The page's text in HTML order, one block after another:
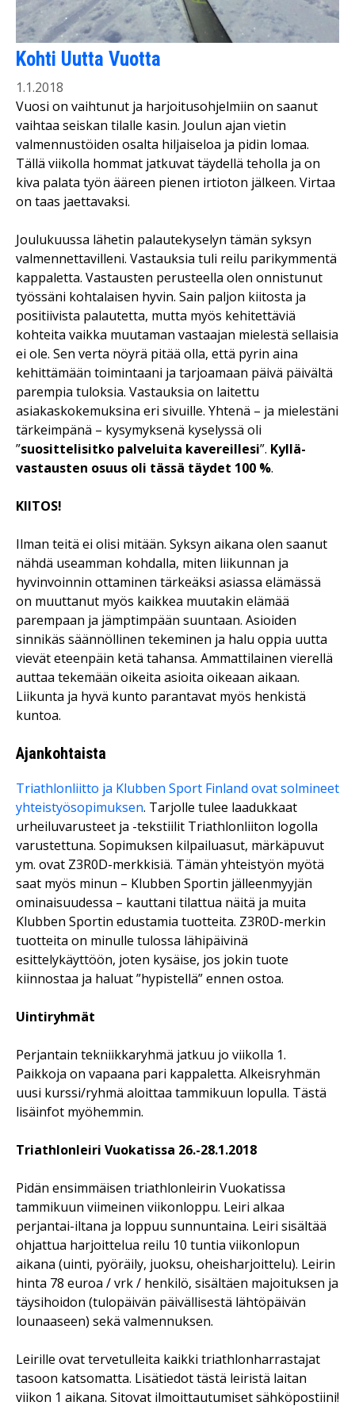
Kohti Uutta Vuotta
1.1.2018
Vuosi on vaihtunut ja harjoitusohjelmiin on saanut
vaihtaa seiskan tilalle kasin. Joulun ajan vietin
valmennustöiden osalta hiljaiseloa ja pidin lomaa.
Tällä viikolla hommat jatkuvat täydellä teholla ja on
kiva palata työn ääreen pienen irtioton jälkeen. Virtaa
on taas jaettavaksi.
Joulukuussa lähetin palautekyselyn tämän syksyn
valmennettavilleni. Vastauksia tuli reilu parikymmentä
kappaletta. Vastausten perusteella olen onnistunut
työssäni kohtalaisen hyvin. Sain paljon kiitosta ja
positiivista palautetta, mutta myös kehitettäviä
kohteita vaikka muutaman vastaajan mielestä sellaisia
ei ole. Sen verta nöyrä pitää olla, että pyrin aina
kehittämään toimintaani ja tarjoamaan päivä päivältä
parempia tuloksia. Vastauksia on laitettu
asiakaskokemuksina eri sivuille. Yhtenä – ja mielestäni
tärkeimpänä – kysymyksenä kyselyssä oli
”suosittelisitko palveluita kavereillesi”. Kyllä-
vastausten osuus oli tässä täydet 100 %.
KIITOS!
Ilman teitä ei olisi mitään. Syksyn aikana olen saanut
nähdä useamman kohdalla, miten liikunnan ja
hyvinvoinnin ottaminen tärkeäksi asiassa elämässä
on muuttanut myös kaikkea muutakin elämää
parempaan ja jämptimpään suuntaan. Asioiden
sinnikäs säännöllinen tekeminen ja halu oppia uutta
vievät eteenpäin ketä tahansa. Ammattilainen vierellä
auttaa tekemään oikeita asioita oikeaan aikaan.
Liikunta ja hyvä kunto parantavat myös henkistä
kuntoa.
Ajankohtaista
Triathlonliitto ja Klubben Sport Finland ovat solmineet
yhteistyösopimuksen. Tarjolle tulee laadukkaat
urheiluvarusteet ja -tekstiilit Triathlonliiton logolla
varustettuna. Sopimuksen kilpailuasut, märkäpuvut
ym. ovat Z3R0D-merkkisiä. Tämän yhteistyön myötä
saat myös minun – Klubben Sportin jälleenmyyjän
ominaisuudessa – kauttani tilattua näitä ja muita
Klubben Sportin edustamia tuotteita. Z3R0D-merkin
tuotteita on minulle tulossa lähipäivinä
esittelykäyttöön, joten kysäise, jos jokin tuote
kiinnostaa ja haluat ”hypistellä” ennen ostoa.
Uintiryhmät
Perjantain tekniikkaryhmä jatkuu jo viikolla 1.
Paikkoja on vapaana pari kappaletta. Alkeisryhmän
uusi kurssi/ryhmä aloittaa tammikuun lopulla. Tästä
lisäinfot myöhemmin.
Triathlonleiri Vuokatissa 26.-28.1.2018
Pidän ensimmäisen triathlonleirin Vuokatissa
tammikuun viimeinen viikonloppu. Leiri alkaa
perjantai-iltana ja loppuu sunnuntaina. Leiri sisältää
ohjattua harjoittelua reilu 10 tuntia viikonlopun
aikana (uinti, pyöräily, juoksu, oheisharjoittelu). Leirin
hinta 78 euroa / vrk / henkilö, sisältäen majoituksen ja
täysihoidon (tulopäivän päivällisestä lähtöpäivän
lounaaseen) sekä valmennuksen.
Leirille ovat tervetulleita kaikki triathlonharrastajat
tasoon katsomatta. Lisätiedot tästä leiristä laitan
viikon 1 aikana. Sitovat ilmoittautumiset sähköpostiini!